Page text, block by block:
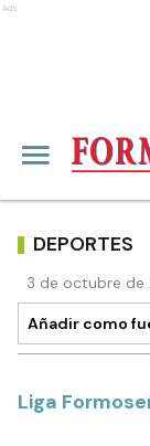
Ads
DEPORTES
3 de octubre de
Añadir como
Liga